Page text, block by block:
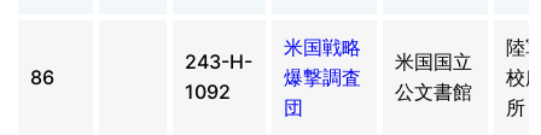
86
243-H-
1092
米国戦略
爆撃調査
団
米国国立
公文書館
陸
校
所